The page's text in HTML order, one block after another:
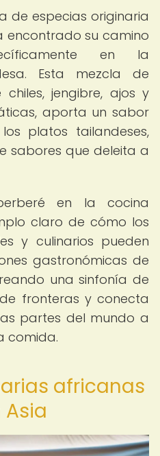
de especias originaria
encontrado su camino
en la
Esta mezcla de
chiles, jengibre, ajos y
aporta un sabor
platos tailandeses,
sabores que deleita a
en la cocina
claro de cómo los
y culinarios pueden
gastronómicas de
una sinfonía de
fronteras y conecta
partes del mundo a
comida.
africanas